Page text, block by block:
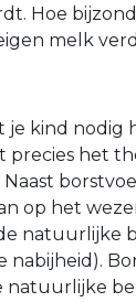
Hoe
melk
je kind nodig
het
Naast
op het
natuurlijke
nabijheid).
natuurlijke